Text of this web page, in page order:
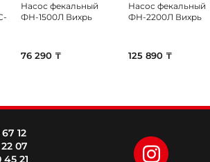
Насос фекальный
ФН-1500Л Вихрь
76 290 ₸
Насос фекальный
ФН-2200Л Вихрь
125 890 ₸
12
07
21